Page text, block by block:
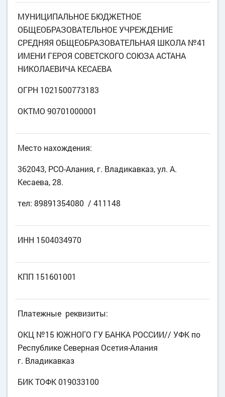
МУНИЦИПАЛЬНОЕ БЮДЖЕТНОЕ
ОБЩЕОБРАЗОВАТЕЛЬНОЕ УЧРЕЖДЕНИЕ
СРЕДНЯЯ ОБЩЕОБРАЗОВАТЕЛЬНАЯ ШКОЛА №41
ИМЕНИ ГЕРОЯ СОВЕТСКОГО СОЮЗА АСТАНА
НИКОЛАЕВИЧА КЕСАЕВА
ОГРН 1021500773183
ОКТМО 90701000001
Место нахождения:
362043, РСО-Алания, г. Владикавказ, ул. А.
Кесаева, 28.
тел: 89891354080 / 411148
ИНН 1504034970
КПП 151601001
Платежные реквизиты:
ОКЦ №15 ЮЖНОГО ГУ БАНКА РОССИИ// УФК по
Республике Северная Осетия-Алания
г. Владикавказ
БИК ТОФК 019033100